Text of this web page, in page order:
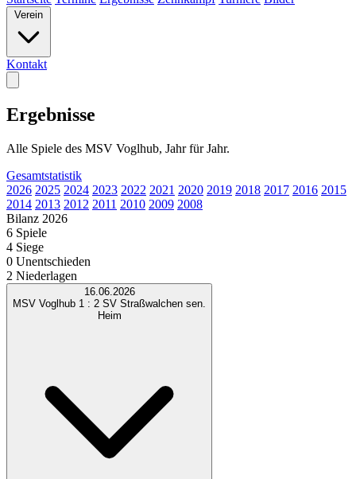
Verein
Kontakt
Ergebnisse
Alle Spiele des MSV Voglhub, Jahr für Jahr.
Gesamtstatistik
2026 2025 2024 2023 2022 2021 2020 2019 2018 2017 2016 2015
2014 2013 2012 2011 2010 2009 2008
Bilanz 2026
6 Spiele
4 Siege
0 Unentschieden
2 Niederlagen
16.06.2026
MSV Voglhub 1 : 2 SV Straßwalchen sen.
Heim